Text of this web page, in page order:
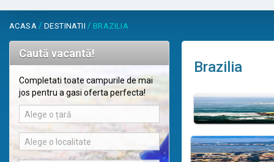
ACASA / DESTINATII / BRAZILIA
Caută vacantă!
Completati toate campurile de mai
jos pentru a gasi oferta perfecta!
Alege o țară
Alege o localitate
Brazilia